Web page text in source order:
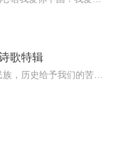
歌特辑